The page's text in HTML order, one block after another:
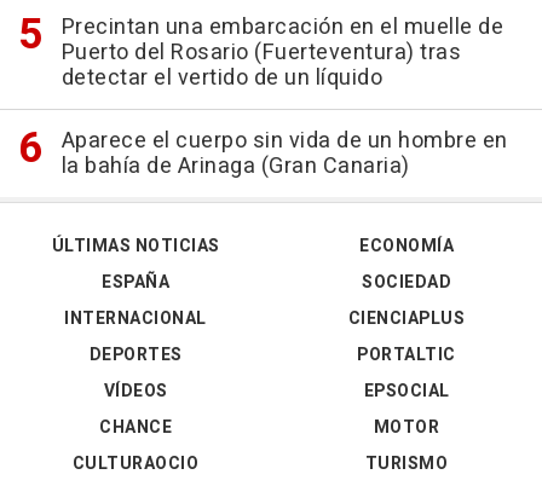
Precintan una embarcación en el muelle de
Puerto del Rosario (Fuerteventura) tras
detectar el vertido de un líquido
Aparece el cuerpo sin vida de un hombre en
la bahía de Arinaga (Gran Canaria)
ÚLTIMAS NOTICIAS
ESPAÑA
INTERNACIONAL
DEPORTES
VÍDEOS
ECONOMÍA
SOCIEDAD
CIENCIAPLUS
PORTALTIC
EPSOCIAL
CHANCE
CULTURAOCIO
MOTOR
TURISMO